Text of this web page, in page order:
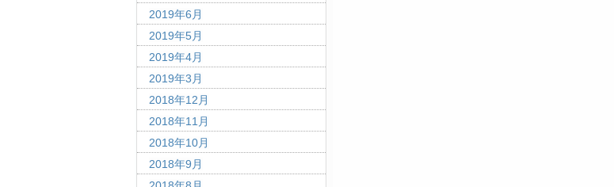
2019年6月
2019年5月
2019年4月
2019年3月
2018年12月
2018年11月
2018年10月
2018年9月